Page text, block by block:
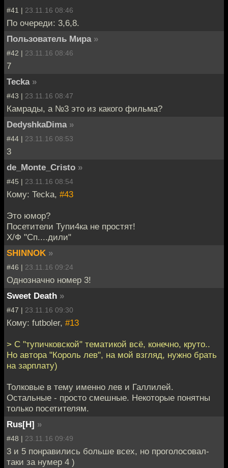
#41 | 23.11.16 08:46
По очереди: 3,6,8.
Пользователь Мира »
#42 | 23.11.16 08:46
7
Tecka »
#43 | 23.11.16 08:47
Камрады, а №3 это из какого фильма?
DedyshkaDima »
#44 | 23.11.16 08:53
3
de_Monte_Cristo »
#45 | 23.11.16 08:54
Кому: Tecka, #43
Это юмор?
Посетители Тупи4ка не простят!
Х/Ф "Сп....дили"
SHINNOK »
#46 | 23.11.16 09:24
Однозначно номер 3!
Sweet Death »
#47 | 23.11.16 09:30
Кому: futboler, #13
> С "тупичковской" тематикой всё, конечно, круто..
Но автора "Король лев", на мой взгляд, нужно брать
на зарплату)
Толковые в тему именно лев и Галлилей.
Остальные - просто смешные. Некоторые понятны
только посетителям.
Rus[H] »
#48 | 23.11.16 09:49
3 и 5 понравились больше всех, но проголосовал-
таки за нумер 4 )